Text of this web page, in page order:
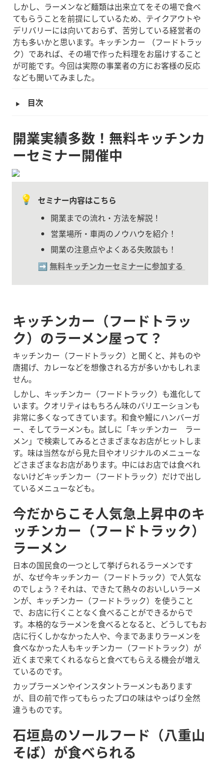
しかし、ラーメンなど麺類は出来立てをその場で食べ
てもらうことを前提にしているため、テイクアウトや
デリバリーには向いておらず、苦労している経営者の
方も多いかと思います。キッチンカー （フードトラッ
ク）であれば、その場で作った料理をお届けすること
が可能です。今回は実際の事業者の方にお客様の反応
なども聞いてみました。
‣ 目次
開業実績多数！無料キッチンカ
ーセミナー開催中
💡
セミナー内容はこちら
開業までの流れ・方法を解説！
営業場所・車両のノウハウを紹介！
開業の注意点やよくある失敗談も！
➡️ 無料キッチンカーセミナーに参加する
キッチンカー（フードトラッ
ク）のラーメン屋って？
キッチンカー（フードトラック）と聞くと、丼ものや
唐揚げ、カレーなどを想像される方が多いかもしれま
せん。
しかし、キッチンカー（フードトラック）も進化して
います。クオリティはもちろん味のバリエーションも
非常に多くなってきています。和食や鰻にハンバーガ
ー、そしてラーメンも。試しに「キッチンカー　ラー
メン」で検索してみるとさまざまなお店がヒットしま
す。味は当然ながら見た目やオリジナルのメニューな
どさまざまなお店があります。中にはお店では食べれ
ないけどキッチンカー（フードトラック）だけで出し
ているメニューなども。
今だからこそ人気急上昇中のキ
ッチンカー（フードトラック）
ラーメン
日本の国民食の一つとして挙げられるラーメンです
が、なぜ今キッチンカー（フードトラック）で人気な
のでしょう？それは、できたて熱々のおいしいラーメ
ンが、キッチンカー（フードトラック）を使うこと
で、お店に行くことなく食べることができるからで
す。本格的なラーメンを食べるとなると、どうしてもお
店に行くしかなかった人や、今まであまりラーメンを
食べなかった人もキッチンカー（フードトラック）が
近くまで来てくれるならと食べてもらえる機会が増え
ているのです。
カップラーメンやインスタントラーメンもあります
が、目の前で作ってもらったプロの味はやっぱり全然
違うものです。
石垣島のソールフード（八重山
そば）が食べられる